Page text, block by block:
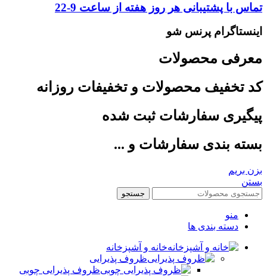
تماس با پشتیبانی هر روز هفته از ساعت 9-22
اینستاگرام پرنس شو
معرفی محصولات
کد تخفیف محصولات و تخفیفات روزانه
پیگیری سفارشات ثبت شده
بسته بندی سفارشات و ...
بزن بریم
بستن
جستجو
منو
دسته بندی ها
خانه و آشپزخانه
ظروف پذیرایی
ظروف پذیرایی چوبی